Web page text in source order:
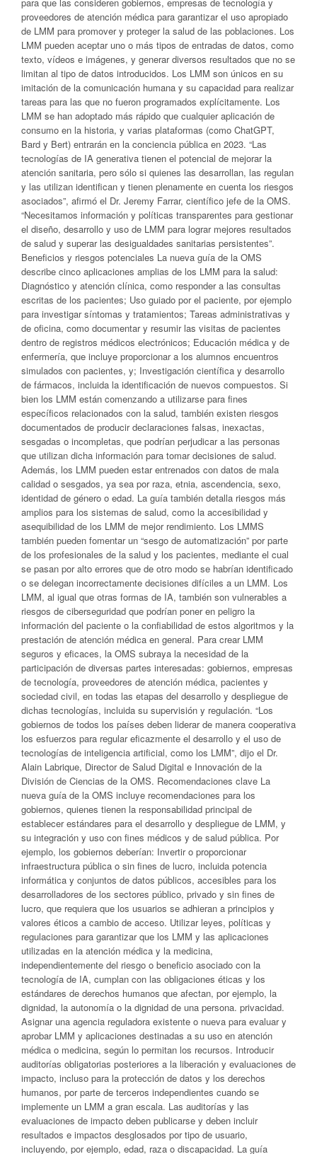
proveedores de atención médica para garantizar el uso apropiado
de LMM para promover y proteger la salud de las poblaciones. Los
LMM pueden aceptar uno o más tipos de entradas de datos, como
texto, vídeos e imágenes, y generar diversos resultados que no se
limitan al tipo de datos introducidos. Los LMM son únicos en su
imitación de la comunicación humana y su capacidad para realizar
tareas para las que no fueron programados explícitamente. Los
LMM se han adoptado más rápido que cualquier aplicación de
consumo en la historia, y varias plataformas (como ChatGPT,
Bard y Bert) entrarán en la conciencia pública en 2023. “Las
tecnologías de IA generativa tienen el potencial de mejorar la
atención sanitaria, pero sólo si quienes las desarrollan, las regulan
y las utilizan identifican y tienen plenamente en cuenta los riesgos
asociados”, afirmó el Dr. Jeremy Farrar, científico jefe de la OMS.
“Necesitamos información y políticas transparentes para gestionar
el diseño, desarrollo y uso de LMM para lograr mejores resultados
de salud y superar las desigualdades sanitarias persistentes”.
Beneficios y riesgos potenciales La nueva guía de la OMS
describe cinco aplicaciones amplias de los LMM para la salud:
Diagnóstico y atención clínica, como responder a las consultas
escritas de los pacientes; Uso guiado por el paciente, por ejemplo
para investigar síntomas y tratamientos; Tareas administrativas y
de oficina, como documentar y resumir las visitas de pacientes
dentro de registros médicos electrónicos; Educación médica y de
enfermería, que incluye proporcionar a los alumnos encuentros
simulados con pacientes, y; Investigación científica y desarrollo
de fármacos, incluida la identificación de nuevos compuestos. Si
bien los LMM están comenzando a utilizarse para fines
específicos relacionados con la salud, también existen riesgos
documentados de producir declaraciones falsas, inexactas,
sesgadas o incompletas, que podrían perjudicar a las personas
que utilizan dicha información para tomar decisiones de salud.
Además, los LMM pueden estar entrenados con datos de mala
calidad o sesgados, ya sea por raza, etnia, ascendencia, sexo,
identidad de género o edad. La guía también detalla riesgos más
amplios para los sistemas de salud, como la accesibilidad y
asequibilidad de los LMM de mejor rendimiento. Los LMMS
también pueden fomentar un “sesgo de automatización” por parte
de los profesionales de la salud y los pacientes, mediante el cual
se pasan por alto errores que de otro modo se habrían identificado
o se delegan incorrectamente decisiones difíciles a un LMM. Los
LMM, al igual que otras formas de IA, también son vulnerables a
riesgos de ciberseguridad que podrían poner en peligro la
información del paciente o la confiabilidad de estos algoritmos y la
prestación de atención médica en general. Para crear LMM
seguros y eficaces, la OMS subraya la necesidad de la
participación de diversas partes interesadas: gobiernos, empresas
de tecnología, proveedores de atención médica, pacientes y
sociedad civil, en todas las etapas del desarrollo y despliegue de
dichas tecnologías, incluida su supervisión y regulación. “Los
gobiernos de todos los países deben liderar de manera cooperativa
los esfuerzos para regular eficazmente el desarrollo y el uso de
tecnologías de inteligencia artificial, como los LMM”, dijo el Dr.
Alain Labrique, Director de Salud Digital e Innovación de la
División de Ciencias de la OMS. Recomendaciones clave La
nueva guía de la OMS incluye recomendaciones para los
gobiernos, quienes tienen la responsabilidad principal de
establecer estándares para el desarrollo y despliegue de LMM, y
su integración y uso con fines médicos y de salud pública. Por
ejemplo, los gobiernos deberían: Invertir o proporcionar
infraestructura pública o sin fines de lucro, incluida potencia
informática y conjuntos de datos públicos, accesibles para los
desarrolladores de los sectores público, privado y sin fines de
lucro, que requiera que los usuarios se adhieran a principios y
valores éticos a cambio de acceso. Utilizar leyes, políticas y
regulaciones para garantizar que los LMM y las aplicaciones
utilizadas en la atención médica y la medicina,
independientemente del riesgo o beneficio asociado con la
tecnología de IA, cumplan con las obligaciones éticas y los
estándares de derechos humanos que afectan, por ejemplo, la
dignidad, la autonomía o la dignidad de una persona. privacidad.
Asignar una agencia reguladora existente o nueva para evaluar y
aprobar LMM y aplicaciones destinadas a su uso en atención
médica o medicina, según lo permitan los recursos. Introducir
auditorías obligatorias posteriores a la liberación y evaluaciones de
impacto, incluso para la protección de datos y los derechos
humanos, por parte de terceros independientes cuando se
implemente un LMM a gran escala. Las auditorías y las
evaluaciones de impacto deben publicarse y deben incluir
resultados e impactos desglosados ​​por tipo de usuario,
incluyendo, por ejemplo, edad, raza o discapacidad. La guía